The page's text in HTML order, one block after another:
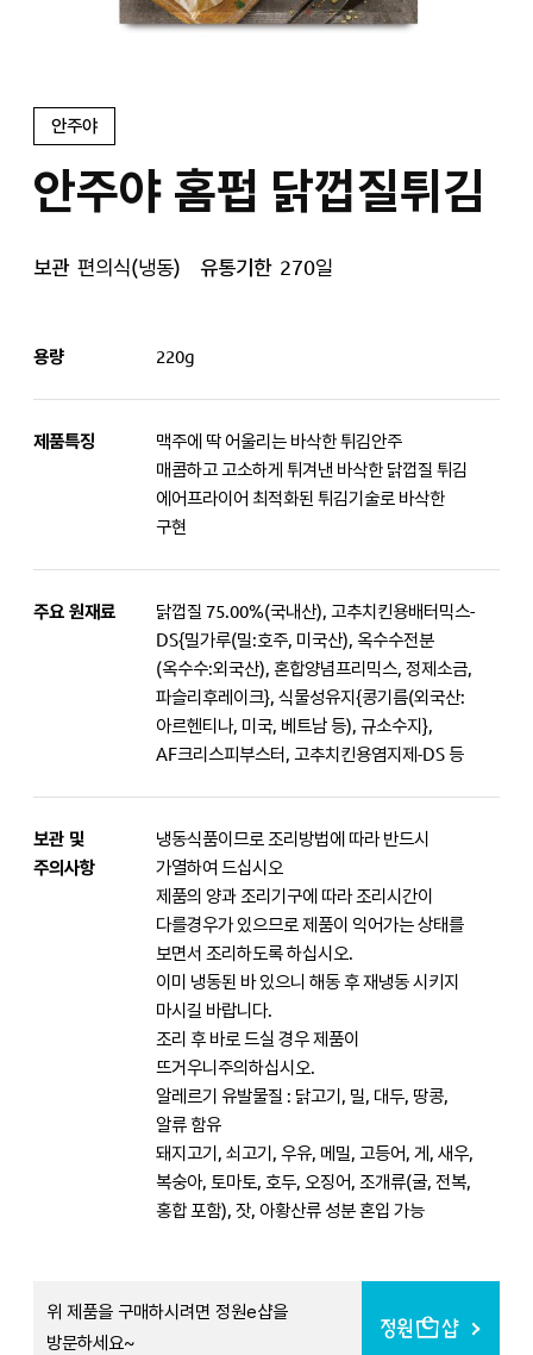
안주야
안주야 홈펍 닭껍질튀김
보관 편의식(냉동) 유통기한 270일
용량 220g
제품특징
맥주에 딱 어울리는 바삭한 튀김안주
매콤하고 고소하게 튀겨낸 바삭한 닭껍질 튀김
에어프라이어 최적화된 튀김기술로 바삭한
구현
주요 원재료
닭껍질 75.00%(국내산), 고추치킨용배터믹스-
DS{밀가루(밀:호주, 미국산), 옥수수전분
(옥수수:외국산), 혼합양념프리믹스, 정제소금,
파슬리후레이크}, 식물성유지{콩기름(외국산:
아르헨티나, 미국, 베트남 등), 규소수지},
AF크리스피부스터, 고추치킨용염지제-DS 등
보관 및
주의사항
냉동식품이므로 조리방법에 따라 반드시
가열하여 드십시오
제품의 양과 조리기구에 따라 조리시간이
다를경우가 있으므로 제품이 익어가는 상태를
보면서 조리하도록 하십시오.
이미 냉동된 바 있으니 해동 후 재냉동 시키지
마시길 바랍니다.
조리 후 바로 드실 경우 제품이
뜨거우니주의하십시오.
알레르기 유발물질 : 닭고기, 밀, 대두, 땅콩,
알류 함유
돼지고기, 쇠고기, 우유, 메밀, 고등어, 게, 새우,
복숭아, 토마토, 호두, 오징어, 조개류(굴, 전복,
홍합 포함), 잣, 아황산류 성분 혼입 가능
위 제품을 구매하시려면 정원e샵을
방문하세요~